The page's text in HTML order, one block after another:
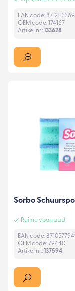
EAN code:
OEM code: 174167
Artikel nr.:133628
Sorbo
Ruime voorraad
EAN code:
OEM code: 79440
Artikel nr.:137594